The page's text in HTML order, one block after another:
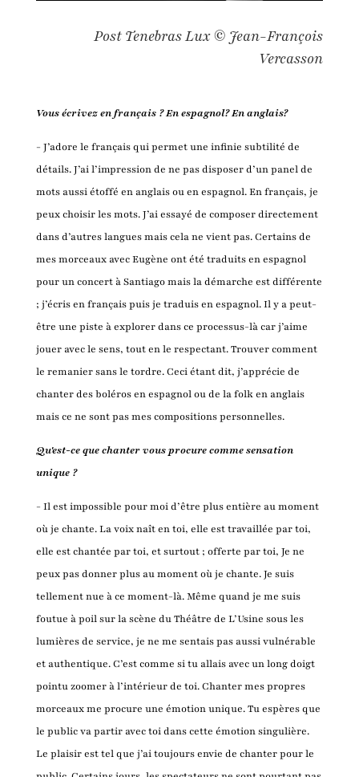
Post Tenebras Lux © Jean-François
Vercasson
Vous écrivez en français ? En espagnol? En anglais?
- J’adore le français qui permet une infinie subtilité de
détails. J’ai l’impression de ne pas disposer d’un panel de
mots aussi étoffé en anglais ou en espagnol. En français, je
peux choisir les mots. J’ai essayé de composer directement
dans d’autres langues mais cela ne vient pas. Certains de
mes morceaux avec Eugène ont été traduits en espagnol
pour un concert à Santiago mais la démarche est différente
; j’écris en français puis je traduis en espagnol. Il y a peut-
être une piste à explorer dans ce processus-là car j’aime
jouer avec le sens, tout en le respectant. Trouver comment
le remanier sans le tordre. Ceci étant dit, j’apprécie de
chanter des boléros en espagnol ou de la folk en anglais
mais ce ne sont pas mes compositions personnelles.
Qu'est-ce que chanter vous procure comme sensation
unique ?
- Il est impossible pour moi d’être plus entière au moment
où je chante. La voix naît en toi, elle est travaillée par toi,
elle est chantée par toi, et surtout ; offerte par toi, Je ne
peux pas donner plus au moment où je chante. Je suis
tellement nue à ce moment-là. Même quand je me suis
foutue à poil sur la scène du Théâtre de L’Usine sous les
lumières de service, je ne me sentais pas aussi vulnérable
et authentique. C’est comme si tu allais avec un long doigt
pointu zoomer à l’intérieur de toi. Chanter mes propres
morceaux me procure une émotion unique. Tu espères que
le public va partir avec toi dans cette émotion singulière.
Le plaisir est tel que j’ai toujours envie de chanter pour le